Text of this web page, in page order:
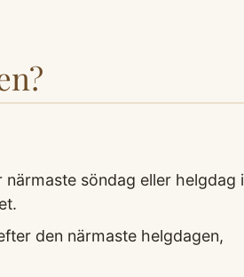
söndag eller helgdag i
den närmaste helgdagen,